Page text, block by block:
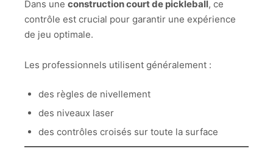
Dans une construction court de pickleball, ce
contrôle est crucial pour garantir une expérience
de jeu optimale.
Les professionnels utilisent généralement :
des règles de nivellement
des niveaux laser
des contrôles croisés sur toute la surface